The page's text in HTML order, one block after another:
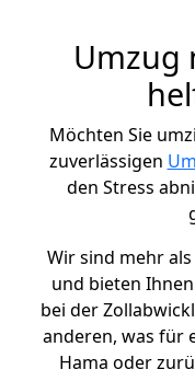
Umzug
Möchten Sie
zuverlässigen
den Stress
Wir sind mehr
und bieten Ihnen
bei der
anderen, was für
Hama oder